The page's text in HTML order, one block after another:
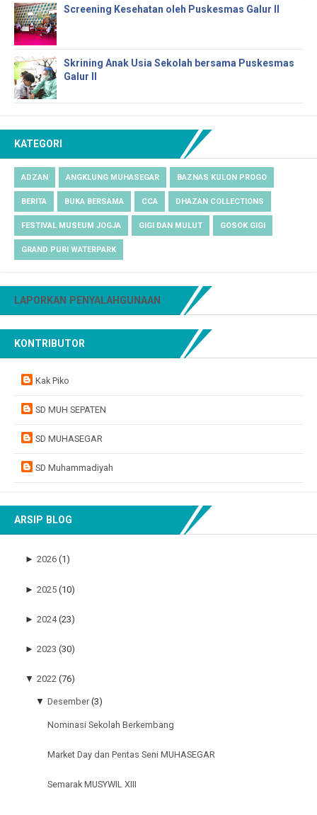
Screening Kesehatan oleh Puskesmas Galur II
Skrining Anak Usia Sekolah bersama Puskesmas
Galur II
KATEGORI
ADZAN ANGKLUNG MUHASEGAR BAZNAS KULON PROGO
BERITA BUKA BERSAMA CCA DHAZAN COLLECTIONS
FESTIVAL MUSEUM JOGJA GIGI DAN MULUT GOSOK GIGI
GRAND PURI WATERPARK
LAPORKAN PENYALAHGUNAAN
KONTRIBUTOR
Kak Piko
SD MUH SEPATEN
SD MUHASEGAR
SD Muhammadiyah
ARSIP BLOG
► 2026 (1)
► 2025 (10)
► 2024(23)
► 2023 (30)
▼ 2022 (76)
▼Desember(3)
Nominasi Sekolah Berkembang
Market Day dan Pentas Seni MUHASEGAR
Semarak MUSYWIL XIII